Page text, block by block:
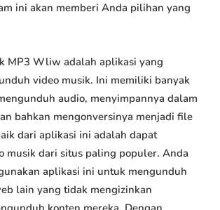
ini akan memberi Anda pilihan yang
MP3 Wliw adalah aplikasi yang
video musik. Ini memiliki banyak
audio, menyimpannya dalam
bahkan mengonversinya menjadi file
dari aplikasi ini adalah dapat
musik dari situs paling populer. Anda
aplikasi ini untuk mengunduh
lain yang tidak mengizinkan